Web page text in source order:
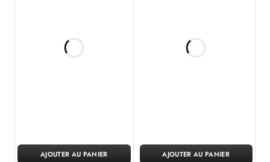
AJOUTER AU PANIER AJOUTER AU PANIER